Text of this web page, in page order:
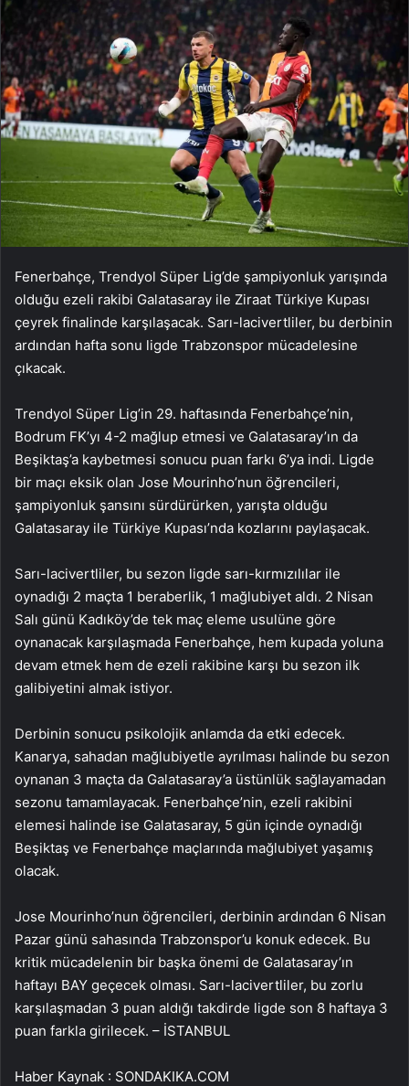
Fenerbahçe, Trendyol Süper Lig’de şampiyonluk yarışında
olduğu ezeli rakibi Galatasaray ile Ziraat Türkiye Kupası
çeyrek finalinde karşılaşacak. Sarı-lacivertliler, bu derbinin
ardından hafta sonu ligde Trabzonspor mücadelesine
çıkacak.
Trendyol Süper Lig’in 29. haftasında Fenerbahçe’nin,
Bodrum FK’yı 4-2 mağlup etmesi ve Galatasaray’ın da
Beşiktaş’a kaybetmesi sonucu puan farkı 6’ya indi. Ligde
bir maçı eksik olan Jose Mourinho’nun öğrencileri,
şampiyonluk şansını sürdürürken, yarışta olduğu
Galatasaray ile Türkiye Kupası’nda kozlarını paylaşacak.
Sarı-lacivertliler, bu sezon ligde sarı-kırmızılılar ile
oynadığı 2 maçta 1 beraberlik, 1 mağlubiyet aldı. 2 Nisan
Salı günü Kadıköy’de tek maç eleme usulüne göre
oynanacak karşılaşmada Fenerbahçe, hem kupada yoluna
devam etmek hem de ezeli rakibine karşı bu sezon ilk
galibiyetini almak istiyor.
Derbinin sonucu psikolojik anlamda da etki edecek.
Kanarya, sahadan mağlubiyetle ayrılması halinde bu sezon
oynanan 3 maçta da Galatasaray’a üstünlük sağlayamadan
sezonu tamamlayacak. Fenerbahçe’nin, ezeli rakibini
elemesi halinde ise Galatasaray, 5 gün içinde oynadığı
Beşiktaş ve Fenerbahçe maçlarında mağlubiyet yaşamış
olacak.
Jose Mourinho’nun öğrencileri, derbinin ardından 6 Nisan
Pazar günü sahasında Trabzonspor’u konuk edecek. Bu
kritik mücadelenin bir başka önemi de Galatasaray’ın
haftayı BAY geçecek olması. Sarı-lacivertliler, bu zorlu
karşılaşmadan 3 puan aldığı takdirde ligde son 8 haftaya 3
puan farkla girilecek. – İSTANBUL
Haber Kaynak : SONDAKIKA.COM